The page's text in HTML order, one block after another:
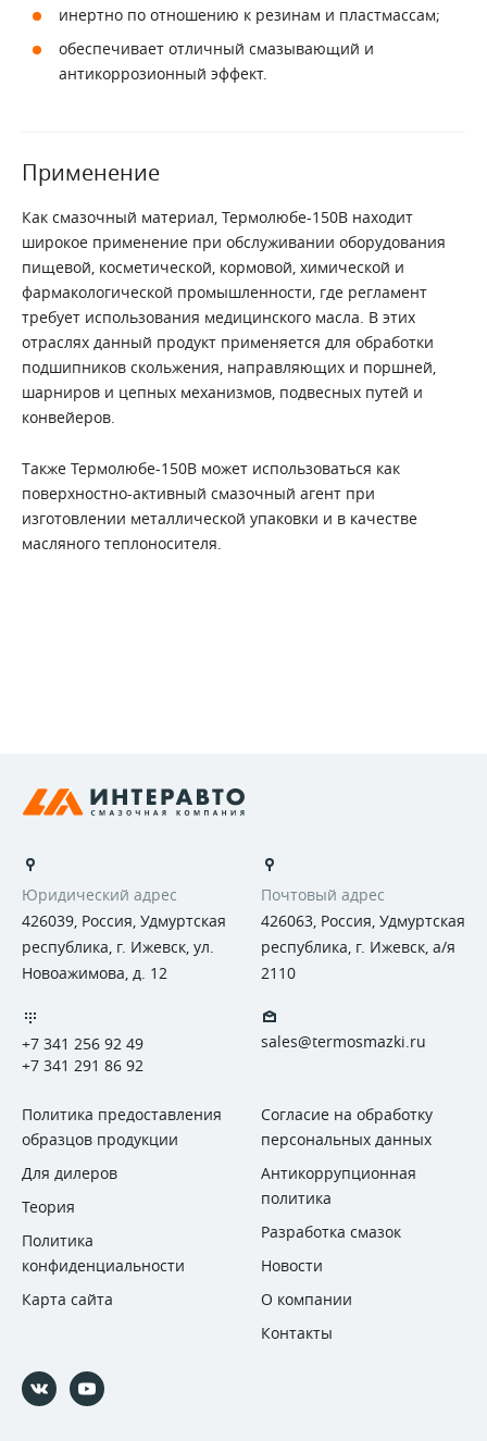
инертно по отношению к резинам и пластмассам;
обеспечивает отличный смазывающий и
антикоррозионный эффект.
Применение
Как смазочный материал, Термолюбе-150В находит
широкое применение при обслуживании оборудования
пищевой, косметической, кормовой, химической и
фармакологической промышленности, где регламент
требует использования медицинского масла. В этих
отраслях данный продукт применяется для обработки
подшипников скольжения, направляющих и поршней,
шарниров и цепных механизмов, подвесных путей и
конвейеров.
Также Термолюбе-150В может использоваться как
поверхностно-активный смазочный агент при
изготовлении металлической упаковки и в качестве
масляного теплоносителя.
+7 341 256 92 49
+7 341 291 86 92
sales@termosmazki.ru
Юридический адрес
426039, Россия, Удмуртская
республика, г. Ижевск, ул.
Новоажимова, д. 12
Почтовый адрес
426063, Россия, Удмуртская
республика, г. Ижевск, а/я
2110
Политика предоставления
образцов продукции
Для дилеров
Теория
Политика
конфиденциальности
Карта сайта
Согласие на обработку
персональных данных
Антикоррупционная
политика
Разработка смазок
Новости
О компании
Контакты